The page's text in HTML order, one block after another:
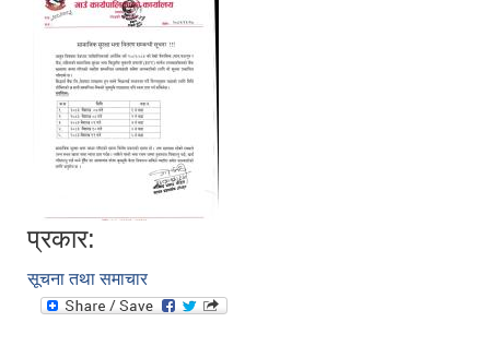
प्रकार:
सूचना तथा समाचार